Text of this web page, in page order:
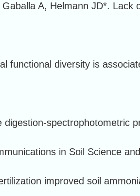
A, Helmann JD*.
functional diversity is
digestion-spectrophotometric
in Soil Science
improved soil